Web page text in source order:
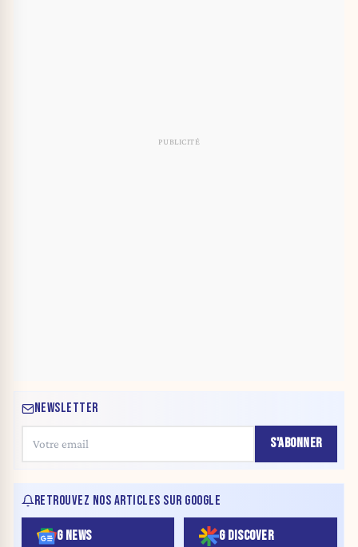
NEWSLETTER
S'ABONNER
RETROUVEZ NOS ARTICLES SUR GOOGLE
G NEWS G DISCOVER